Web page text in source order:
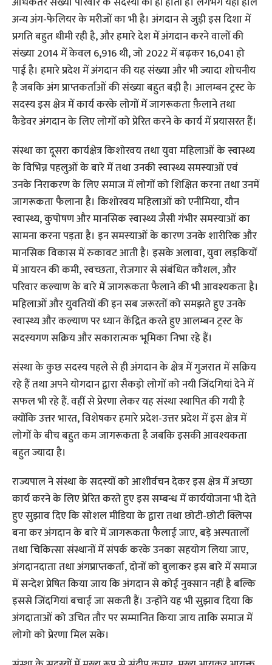
अन्य अंग-फेलियर के मरीजों का भी है। अंगदान से जुड़ी इस दिशा में
प्रगति बहुत धीमी रही है, और हमारे देश में अंगदान करने वालों की
संख्या 2014 में केवल 6,916 थी, जो 2022 में बढ़कर 16,041 हो
पाई है। हमारे प्रदेश में अंगदान की यह संख्या और भी ज्यादा शोचनीय
है जबकि अंग प्राप्तकर्ताओं की संख्या बहुत बड़ी है। आलम्बन ट्रस्ट के
सदस्य इस क्षेत्र में कार्य करके लोगों में जागरूकता फ़ैलाने तथा
कैडेवर अंगदान के लिए लोगों को प्रेरित करने के कार्य में प्रयासरत हैं।
संस्था का दूसरा कार्यक्षेत्र किशोरवय तथा युवा महिलाओं के स्वास्थ्य
के विभिन्न पहलुओं के बारे में तथा उनकी स्वास्थ्य समस्याओं एवं
उनके निराकरण के लिए समाज में लोगों को शिक्षित करना तथा उनमें
जागरूकता फैलाना है। किशोरवय महिलाओं को एनीमिया, यौन
स्वास्थ्य, कुपोषण और मानसिक स्वास्थ्य जैसी गंभीर समस्याओं का
सामना करना पड़ता है। इन समस्याओं के कारण उनके शारीरिक और
मानसिक विकास में रुकावट आती है। इसके अलावा, युवा लड़कियों
में आयरन की कमी, स्वच्छता, रोजगार से संबंधित कौशल, और
परिवार कल्याण के बारे में जागरूकता फैलाने की भी आवश्यकता है।
महिलाओं और युवतियों की इन सब जरूरतों को समझते हुए उनके
स्वास्थ्य और कल्याण पर ध्यान केंद्रित करते हुए आलम्बन ट्रस्ट के
सदस्यगण सक्रिय और सकारात्मक भूमिका निभा रहे हैं।
संस्था के कुछ सदस्य पहले से ही अंगदान के क्षेत्र में गुजरात में सक्रिय
रहे हैं तथा अपने योगदान द्वारा सैकड़ो लोगों को नयी जिंदगियां देने में
सफल भी रहे हैं. वहीं से प्रेरणा लेकर यह संस्था स्थापित की गयी है
क्योंकि उत्तर भारत, विशेषकर हमारे प्रदेश-उत्तर प्रदेश में इस क्षेत्र में
लोगों के बीच बहुत कम जागरूकता है जबकि इसकी आवश्यकता
बहुत ज्यादा है।
राज्यपाल ने संस्था के सदस्यों को आशीर्वचन देकर इस क्षेत्र में अच्छा
कार्य करने के लिए प्रेरित करते हुए इस सम्बन्ध में कार्ययोजना भी देते
हुए सुझाव दिए कि सोशल मीडिया के द्वारा तथा छोटी-छोटी क्लिप्स
बना कर अंगदान के बारे में जागरूकता फैलाई जाए, बड़े अस्पतालों
तथा चिकित्सा संस्थानों में संपर्क करके उनका सहयोग लिया जाए,
अंगदानदाता तथा अंगप्राप्तकर्ता, दोनों को बुलाकर इस बारे में समाज
में सन्देश प्रेषित किया जाय कि अंगदान से कोई नुक्सान नहीं है बल्कि
इससे जिंदगियां बचाई जा सकती हैं। उन्होंने यह भी सुझाव दिया कि
अंगदाताओं को उचित तौर पर सम्मानित किया जाय ताकि समाज में
लोगो को प्रेरणा मिल सके।